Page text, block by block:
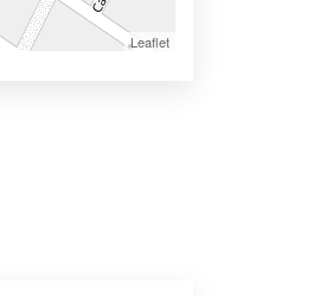
Leaflet